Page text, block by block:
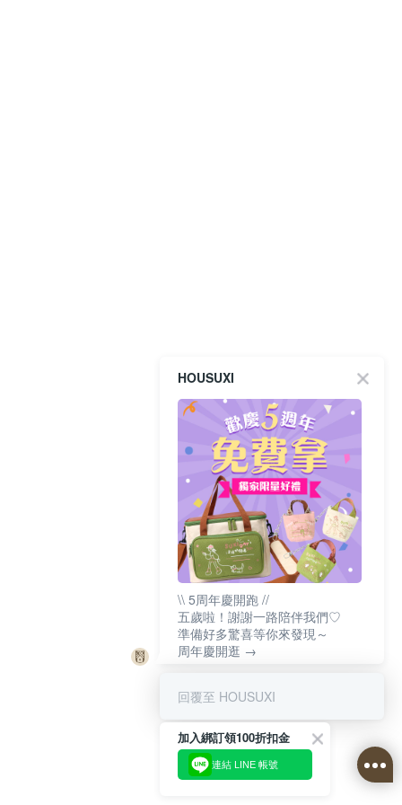
HOUSUXI
\\ 5周年慶開跑 //
五歲啦！謝謝一路陪伴我們♡
準備好多驚喜等你來發現～
周年慶開逛 →
回覆至 HOUSUXI
加入綁訂領100折扣金
連結 LINE 帳號